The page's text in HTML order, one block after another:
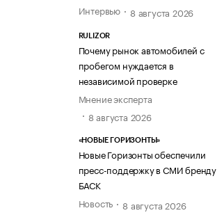
Интервью
8 августа 2026
RULIZOR
Почему рынок автомобилей с
пробегом нуждается в
независимой проверке
Мнение эксперта
8 августа 2026
«НОВЫЕ ГОРИЗОНТЫ»
Новые Горизонты обеспечили
пресс-поддержку в СМИ бренду
БАСК
Новость
8 августа 2026